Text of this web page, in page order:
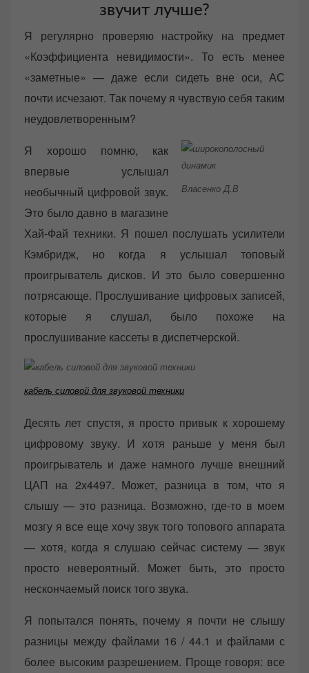
звучит лучше?
Я регулярно проверяю настройку на предмет
«Коэффициента невидимости». То есть менее
«заметные» — даже если сидеть вне оси, АС
почти исчезают. Так почему я чувствую себя таким
неудовлетворенным?
Власенко Д.В
Я хорошо помню, как
впервые услышал
необычный цифровой звук.
Это было давно в магазине
Хай-Фай техники. Я пошел послушать усилители
Кэмбридж, но когда я услышал топовый
проигрыватель дисков. И это было совершенно
потрясающе. Прослушивание цифровых записей,
которые я слушал, было похоже на
прослушивание кассеты в диспетчерской.
кабель силовой для звуковой техники
Десять лет спустя, я просто привык к хорошему
цифровому звуку. И хотя раньше у меня был
проигрыватель и даже намного лучше внешний
ЦАП на 2х4497. Может, разница в том, что я
слышу — это разница. Возможно, где-то в моем
мозгу я все еще хочу звук того топового аппарата
— хотя, когда я слушаю сейчас систему — звук
просто невероятный. Может быть, это просто
нескончаемый поиск того звука.
Я попытался понять, почему я почти не слышу
разницы между файлами 16 / 44.1 и файлами с
более высоким разрешением. Проще говоря: все